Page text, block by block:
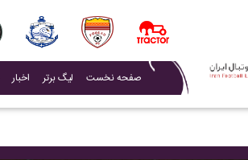
صفحه نخست لیگ برتر اخبار(current)